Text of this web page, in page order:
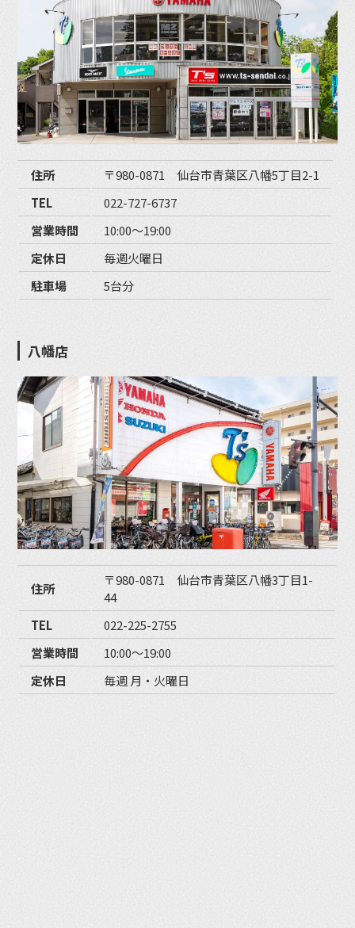
住所
〒980-0871 仙台市青葉区八幡5丁目2-1
TEL
022-727-6737
営業時間
10:00〜19:00
定休日
毎週火曜日
駐車場
5台分
八幡店
住所
〒980-0871 仙台市青葉区八幡3丁目1-
44
TEL
022-225-2755
営業時間
10:00〜19:00
定休日
毎週 月・火曜日